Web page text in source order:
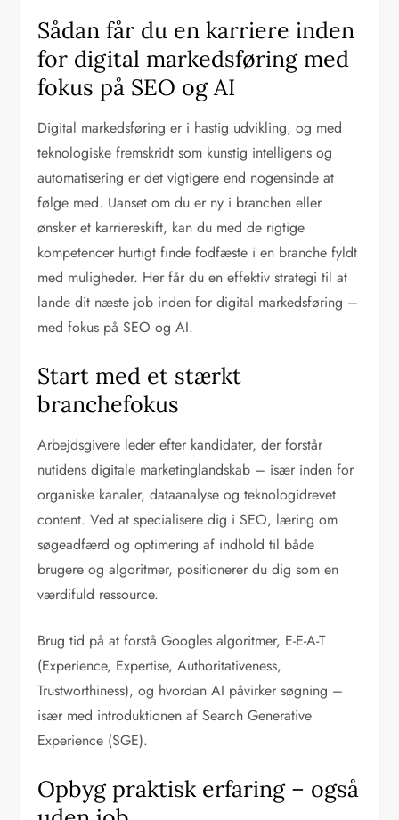
Sådan får du en karriere inden
for digital markedsføring med
fokus på SEO og AI
Digital markedsføring er i hastig udvikling, og med
teknologiske fremskridt som kunstig intelligens og
automatisering er det vigtigere end nogensinde at
følge med. Uanset om du er ny i branchen eller
ønsker et karriereskift, kan du med de rigtige
kompetencer hurtigt finde fodfæste i en branche fyldt
med muligheder. Her får du en effektiv strategi til at
lande dit næste job inden for digital markedsføring –
med fokus på SEO og AI.
Start med et stærkt
branchefokus
Arbejdsgivere leder efter kandidater, der forstår
nutidens digitale marketinglandskab – især inden for
organiske kanaler, dataanalyse og teknologidrevet
content. Ved at specialisere dig i SEO, læring om
søgeadfærd og optimering af indhold til både
brugere og algoritmer, positionerer du dig som en
værdifuld ressource.
Brug tid på at forstå Googles algoritmer, E-E-A-T
(Experience, Expertise, Authoritativeness,
Trustworthiness), og hvordan AI påvirker søgning –
især med introduktionen af Search Generative
Experience (SGE).
Opbyg praktisk erfaring – også